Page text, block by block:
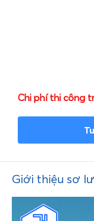
Giới thiệu sơ
Chi phí thi công